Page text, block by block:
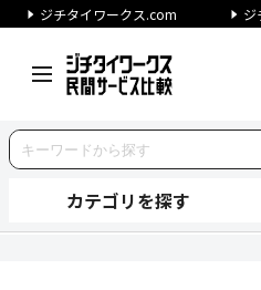
ジチタイワークス.com ジ
カテゴリを探す